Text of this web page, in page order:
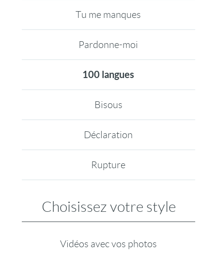
Tu me manques
Pardonne-moi
100 langues
Bisous
Déclaration
Rupture
Choisissez votre style
Vidéos avec vos photos